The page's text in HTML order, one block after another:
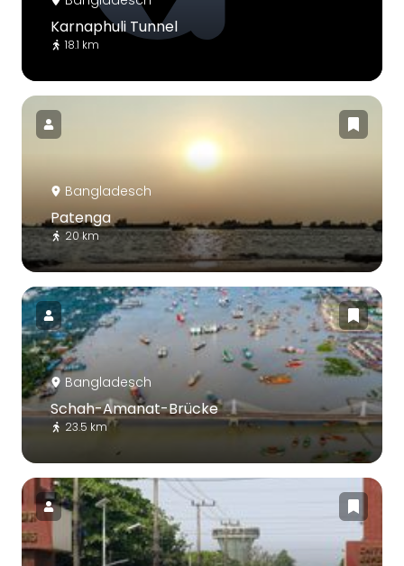
Karnaphuli Tunnel
18.1 km
Bangladesch
Patenga
20 km
Bangladesch
Schah-Amanat-Brücke
23.5 km